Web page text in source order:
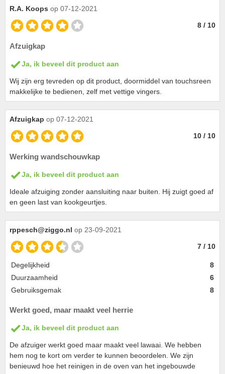
R.A. Koops op 07-12-2021
8 / 10
Afzuigkap
Ja, ik beveel dit product aan
Wij zijn erg tevreden op dit product, doormiddel van touchsreen
makkelijke te bedienen, zelf met vettige vingers.
Afzuigkap op 07-12-2021
10 / 10
Werking wandschouwkap
Ja, ik beveel dit product aan
Ideale afzuiging zonder aansluiting naar buiten. Hij zuigt goed af
en geen last van kookgeurtjes.
rppesch@ziggo.nl op 23-09-2021
7 / 10
Degelijkheid
8
Duurzaamheid
6
Gebruiksgemak
8
Werkt goed, maar maakt veel herrie
Ja, ik beveel dit product aan
De afzuiger werkt goed maar maakt veel lawaai. We hebben
hem nog te kort om verder te kunnen beoordelen. We zijn
benieuwd hoe het reinigen in de oven van het ingebouwde